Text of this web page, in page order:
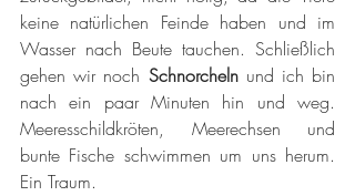
keine natürlichen Feinde haben und im
Wasser nach Beute tauchen. Schließlich
gehen wir noch Schnorcheln und ich bin
nach ein paar Minuten hin und weg.
Meeresschildkröten, Meerechsen und
bunte Fische schwimmen um uns herum.
Ein Traum.